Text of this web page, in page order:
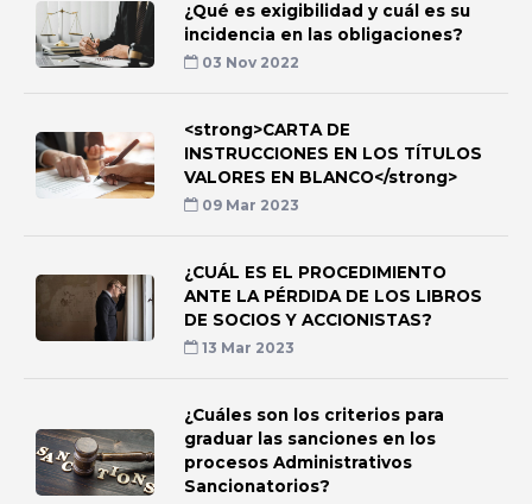
¿Qué es exigibilidad y cuál es su
incidencia en las obligaciones?
03 Nov 2022
<strong>CARTA DE
INSTRUCCIONES EN LOS TÍTULOS
VALORES EN BLANCO</strong>
09 Mar 2023
¿CUÁL ES EL PROCEDIMIENTO
ANTE LA PÉRDIDA DE LOS LIBROS
DE SOCIOS Y ACCIONISTAS?
13 Mar 2023
¿Cuáles son los criterios para
graduar las sanciones en los
procesos Administrativos
Sancionatorios?